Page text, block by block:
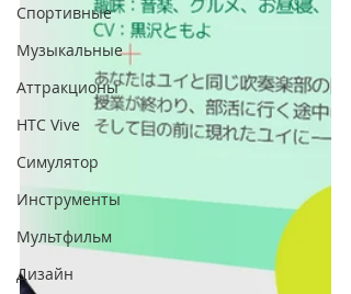
Спортивные
Музыкальные
Аттракционы
HTC Vive
Симулятор
Инструменты
Мультфильм
Дизайн